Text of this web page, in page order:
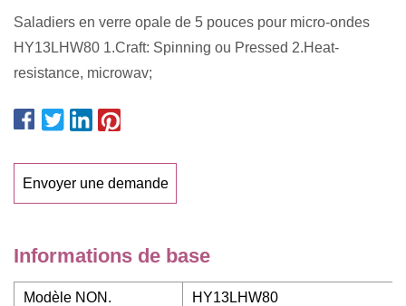
Saladiers en verre opale de 5 pouces pour micro-ondes
HY13LHW80 1.Craft: Spinning ou Pressed 2.Heat-
resistance, microwav;
Envoyer une demande
Informations de base
Modèle NON. HY13LHW80